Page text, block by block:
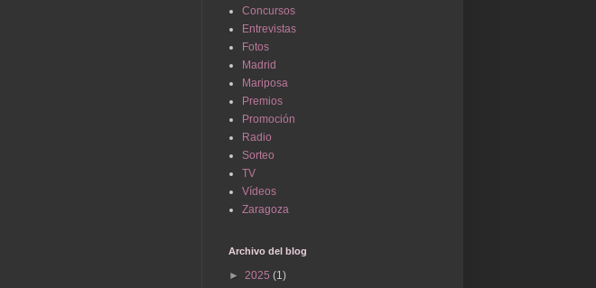
Concursos
Entrevistas
Fotos
Madrid
Mariposa
Premios
Promoción
Radio
Sorteo
TV
Vídeos
Zaragoza
Archivo del blog
► 2025 (1)